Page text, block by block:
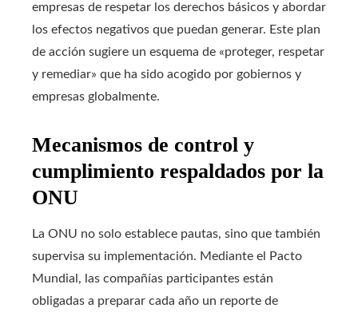
empresas de respetar los derechos básicos y abordar
los efectos negativos que puedan generar. Este plan
de acción sugiere un esquema de «proteger, respetar
y remediar» que ha sido acogido por gobiernos y
empresas globalmente.
Mecanismos de control y
cumplimiento respaldados por la
ONU
La ONU no solo establece pautas, sino que también
supervisa su implementación. Mediante el Pacto
Mundial, las compañías participantes están
obligadas a preparar cada año un reporte de